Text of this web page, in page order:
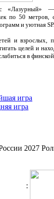
«Лазурный»
по 50 метров,
и уютная
и взрослых,
целей и
в
игра
игра
2027
: